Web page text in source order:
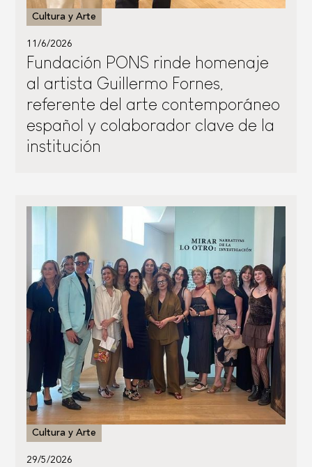
Cultura y Arte
11/6/2026
Fundación PONS rinde homenaje
al artista Guillermo Fornes,
referente del arte contemporáneo
español y colaborador clave de la
institución
Cultura y Arte
29/5/2026